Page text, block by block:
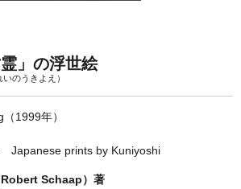
」の浮世絵
のうきよえ）
1999年）
Japanese prints by Kuniyoshi
Robert Schaap）著